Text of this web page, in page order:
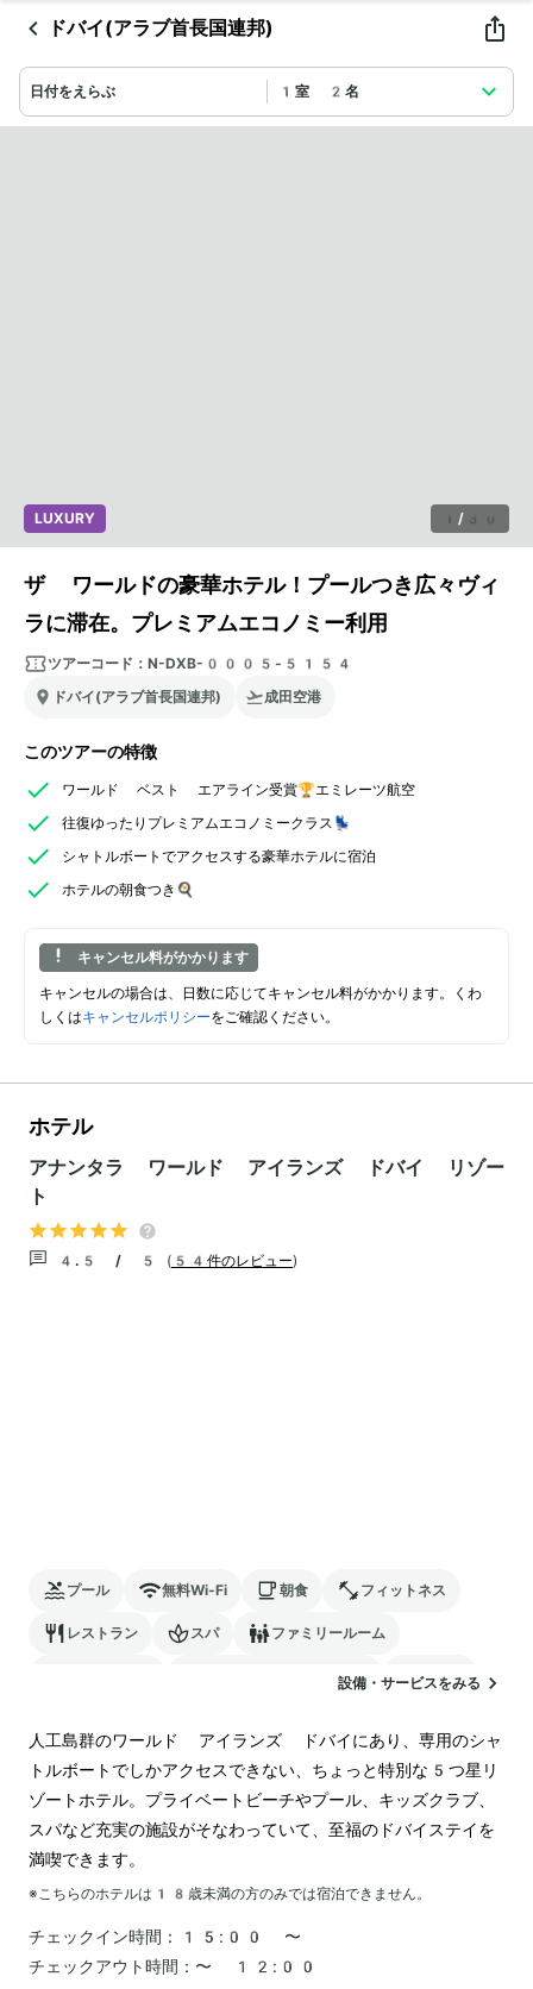
ドバイ(アラブ首長国連邦)
日付をえらぶ 1室 2名
1 / 30
LUXURY
ザ ワールドの豪華ホテル！プールつき広々ヴィ
ラに滞在。プレミアムエコノミー利用
ツアーコード： N-DXB-0005-5154
ドバイ(アラブ首長国連邦)
成田空港
このツアーの特徴
ワールド ベスト エアライン受賞🏆エミレーツ航空
往復ゆったりプレミアムエコノミークラス💺
シャトルボートでアクセスする豪華ホテルに宿泊
ホテルの朝食つき🍳
キャンセル料がかかります
キャンセルの場合は、日数に応じてキャンセル料がかかります。くわ
しくはキャンセルポリシーをご確認ください。
ホテル
アナンタラ ワールド アイランズ ドバイ リゾー
ト
4.5 / 5 ( 54件のレビュー)
プール 無料Wi-Fi 朝食 フィットネス
レストラン スパ ファミリールーム
24時間対応のフロント サウナ
設備・サービスをみる
人工島群のワールド アイランズ ドバイにあり、専用のシャ
トルボートでしかアクセスできない、ちょっと特別な5つ星リ
ゾートホテル。プライベートビーチやプール、キッズクラブ、
スパなど充実の施設がそなわっていて、至福のドバイステイを
満喫できます。
※こちらのホテルは 18 歳未満の方のみでは宿泊できません。
チェックイン時間：
15:00 〜
チェックアウト時間： 〜 12:00